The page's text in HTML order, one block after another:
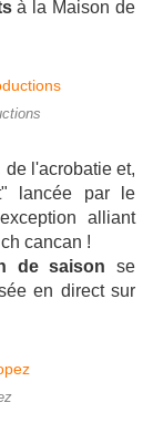
à la Maison de
l'acrobatie et,
lancée par le
alliant
cancan !
de saison se
en direct sur